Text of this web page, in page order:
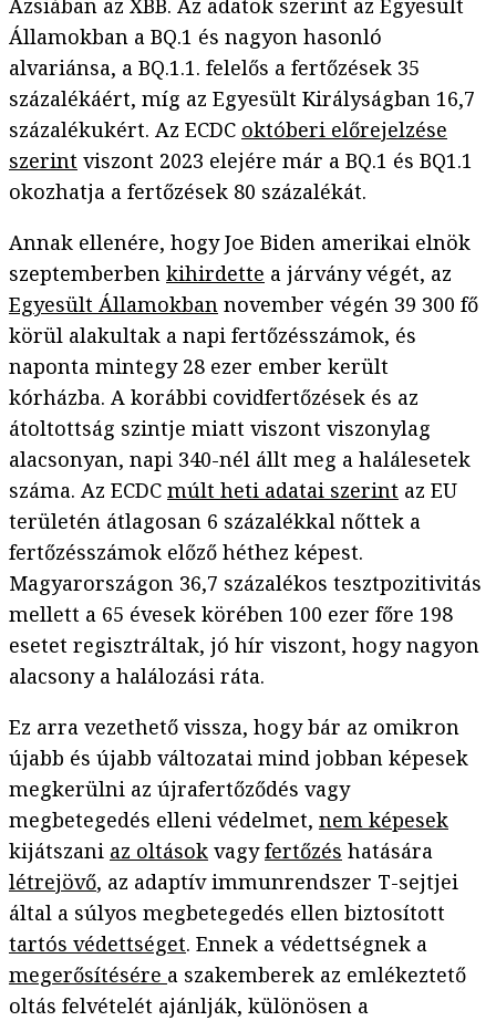
Ázsiában az XBB. Az adatok szerint az Egyesült
Államokban a BQ.1 és nagyon hasonló
alvariánsa, a BQ.1.1. felelős a fertőzések 35
százalékáért, míg az Egyesült Királyságban 16,7
százalékukért. Az ECDC októberi előrejelzése
szerint viszont 2023 elejére már a BQ.1 és BQ1.1
okozhatja a fertőzések 80 százalékát.
Annak ellenére, hogy Joe Biden amerikai elnök
szeptemberben kihirdette a járvány végét, az
Egyesült Államokban november végén 39 300 fő
körül alakultak a napi fertőzésszámok, és
naponta mintegy 28 ezer ember került
kórházba. A korábbi covidfertőzések és az
átoltottság szintje miatt viszont viszonylag
alacsonyan, napi 340-nél állt meg a halálesetek
száma. Az ECDC múlt heti adatai szerint az EU
területén átlagosan 6 százalékkal nőttek a
fertőzésszámok előző héthez képest.
Magyarországon 36,7 százalékos tesztpozitivitás
mellett a 65 évesek körében 100 ezer főre 198
esetet regisztráltak, jó hír viszont, hogy nagyon
alacsony a halálozási ráta.
Ez arra vezethető vissza, hogy bár az omikron
újabb és újabb változatai mind jobban képesek
megkerülni az újrafertőződés vagy
megbetegedés elleni védelmet, nem képesek
kijátszani az oltások vagyfertőzés hatására
létrejövő, az adaptív immunrendszer T-sejtjei
által a súlyos megbetegedés ellen biztosított
tartós védettséget. Ennek a védettségnek a
megerősítésére a szakemberek az emlékeztető
oltás felvételét ajánlják, különösen a